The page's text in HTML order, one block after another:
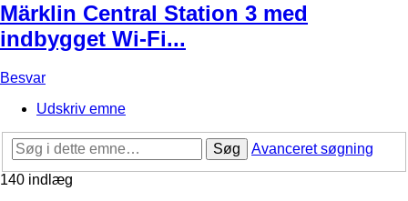
Märklin Central Station 3 med
indbygget Wi-Fi...
Besvar
Udskriv emne
Søg
Avanceret søgning
140 indlæg